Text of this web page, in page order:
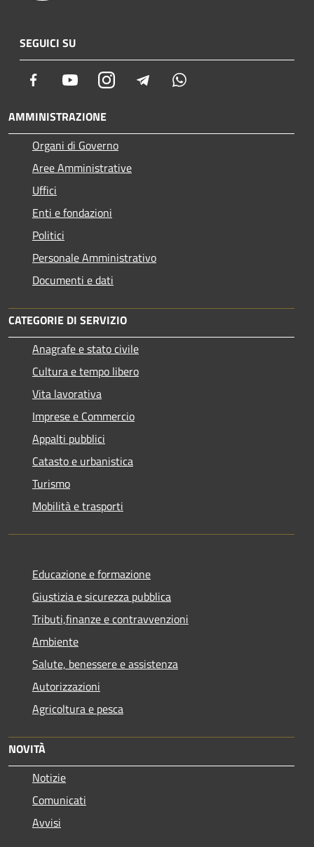
SEGUICI SU
Facebook YoutubeInstagram Telegram
AMMINISTRAZIONE
Organi di Governo
Aree Amministrative
Uffici
Enti e fondazioni
Politici
Personale Amministrativo
Documenti e dati
CATEGORIE DI SERVIZIO
Anagrafe e stato civile
Cultura e tempo libero
Vita lavorativa
Imprese e Commercio
Appalti pubblici
Catasto e urbanistica
Turismo
Mobilità e trasporti
Educazione e formazione
Giustizia e sicurezza pubblica
Tributi,finanze e contravvenzioni
Ambiente
Salute, benessere e assistenza
Autorizzazioni
Agricoltura e pesca
NOVITÀ
Notizie
Comunicati
Avvisi